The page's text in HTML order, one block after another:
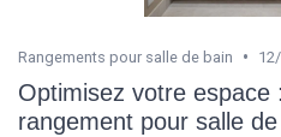
Rangements pour salle de bain •
Optimisez votre espace
rangement pour salle